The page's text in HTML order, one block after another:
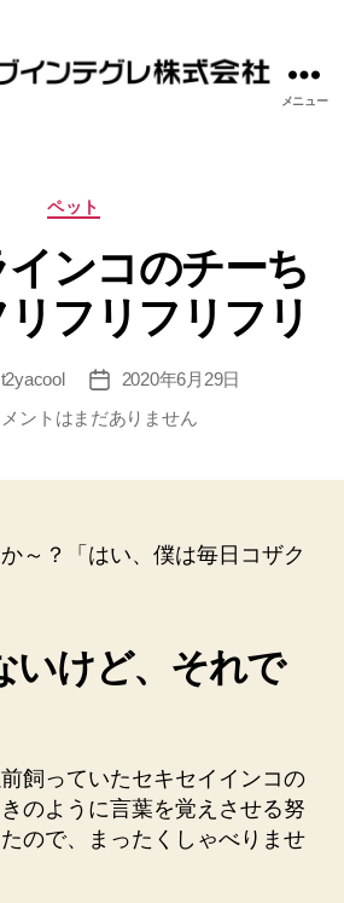
イ
テ
グ
レ
株
会
社
メニュー
カ
ゴ
リ
ー
ペット
ンコのチーち
フリフリフリ
t2yacool
投
稿
2020年6月29日
メントはまだありません
～？「はい、僕は毎日コザク
いけど、それで
飼っていたセキセイインコの
のように言葉を覚えさせる努
ので、まったくしゃべりませ